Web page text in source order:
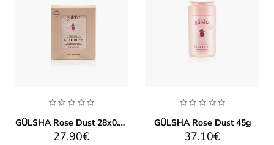
GÜLSHA Rose Dust 28x0.7g
27.90€
GÜLSHA Rose Dust 45g
37.10€